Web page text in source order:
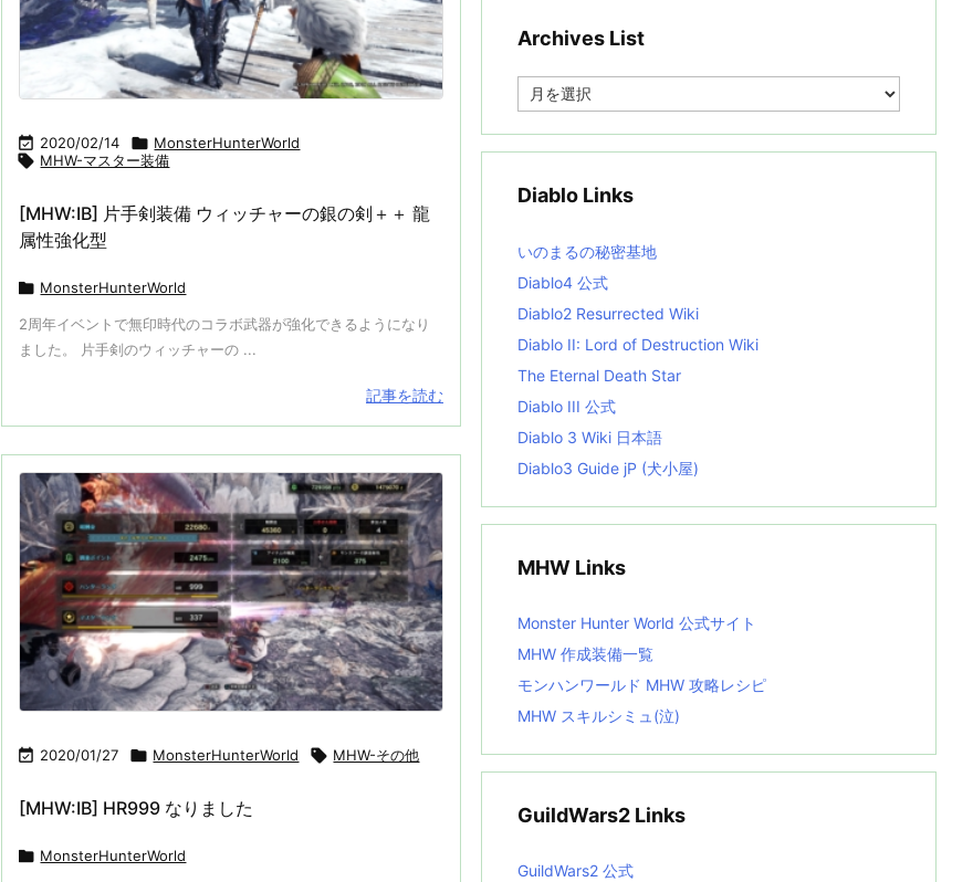
 2020/02/14  MonsterHunterWorld
 MHW-マスター装備
[MHW:IB] 片手剣装備 ウィッチャーの銀の剣＋＋ 龍
属性強化型
 MonsterHunterWorld
2周年イベントで無印時代のコラボ武器が強化できるようになり
ました。 片手剣のウィッチャーの ...
記事を読む
 2020/01/27  MonsterHunterWorld  MHW-その他
[MHW:IB] HR999 なりました
 MonsterHunterWorld
Archives List
e
i
s
t
Diablo Links
いのまるの秘密基地
Diablo4 公式
Diablo2 Resurrected Wiki
Diablo II: Lord of Destruction Wiki
The Eternal Death Star
Diablo III 公式
Diablo 3 Wiki 日本語
Diablo3 Guide jP (犬小屋)
MHW Links
Monster Hunter World 公式サイト
MHW 作成装備一覧
モンハンワールド MHW 攻略レシピ
MHW スキルシミュ(泣)
GuildWars2 Links
GuildWars2 公式